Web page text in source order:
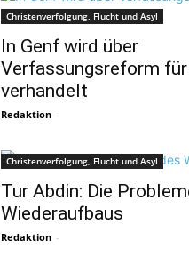
Christenverfolgung, Flucht und Asyl
In Genf wird über
Verfassungsreform für
verhandelt
Redaktion -
Christenverfolgung, Flucht und Asyl
Tur Abdin: Die
Wiederaufbaus
Redaktion -